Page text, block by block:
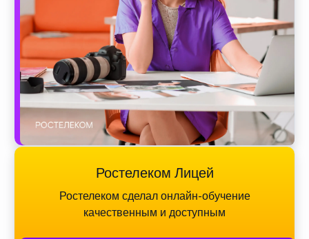
Ростелеком Лицей
Ростелеком сделал онлайн-обучение
качественным и доступным